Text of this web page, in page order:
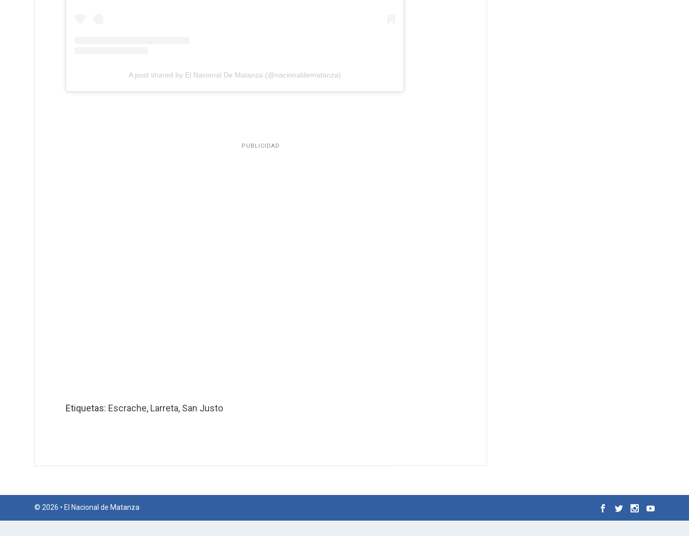
A post shared by El Nacional De Matanza (@nacionaldematanza)
PUBLICIDAD
Etiquetas: Escrache, Larreta, San Justo
© 2026 • El Nacional de Matanza